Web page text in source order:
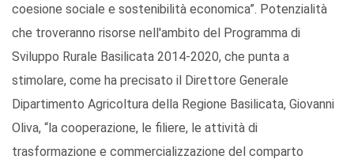
coesione sociale e sostenibilità economica”. Potenzialità
che troveranno risorse nell'ambito del Programma di
Sviluppo Rurale Basilicata 2014-2020, che punta a
stimolare, come ha precisato il Direttore Generale
Dipartimento Agricoltura della Regione Basilicata, Giovanni
Oliva, “la cooperazione, le filiere, le attività di
trasformazione e commercializzazione del comparto